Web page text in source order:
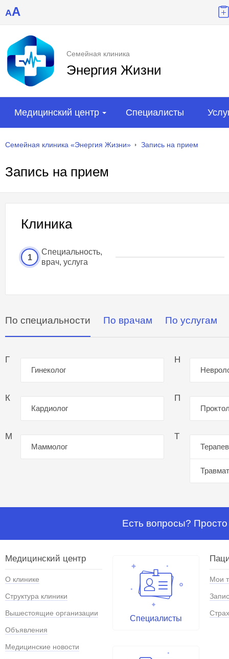
AA
Семейная клиника
Энергия Жизни
Медицинский центр Специалисты
Семейная клиника «Энергия Жизни» Запись на прием
Запись на прием
Клиника
1
Специальность,
врач, услуга
По специальности По врачам По услугам
Г
Гинеколог
К
Кардиолог
М
Маммолог
Н
П
Т
Есть вопросы?
Медицинский центр
О клинике
Структура клиники
Вышестоящие организации
Объявления
Медицинские новости
Специалисты
Мои